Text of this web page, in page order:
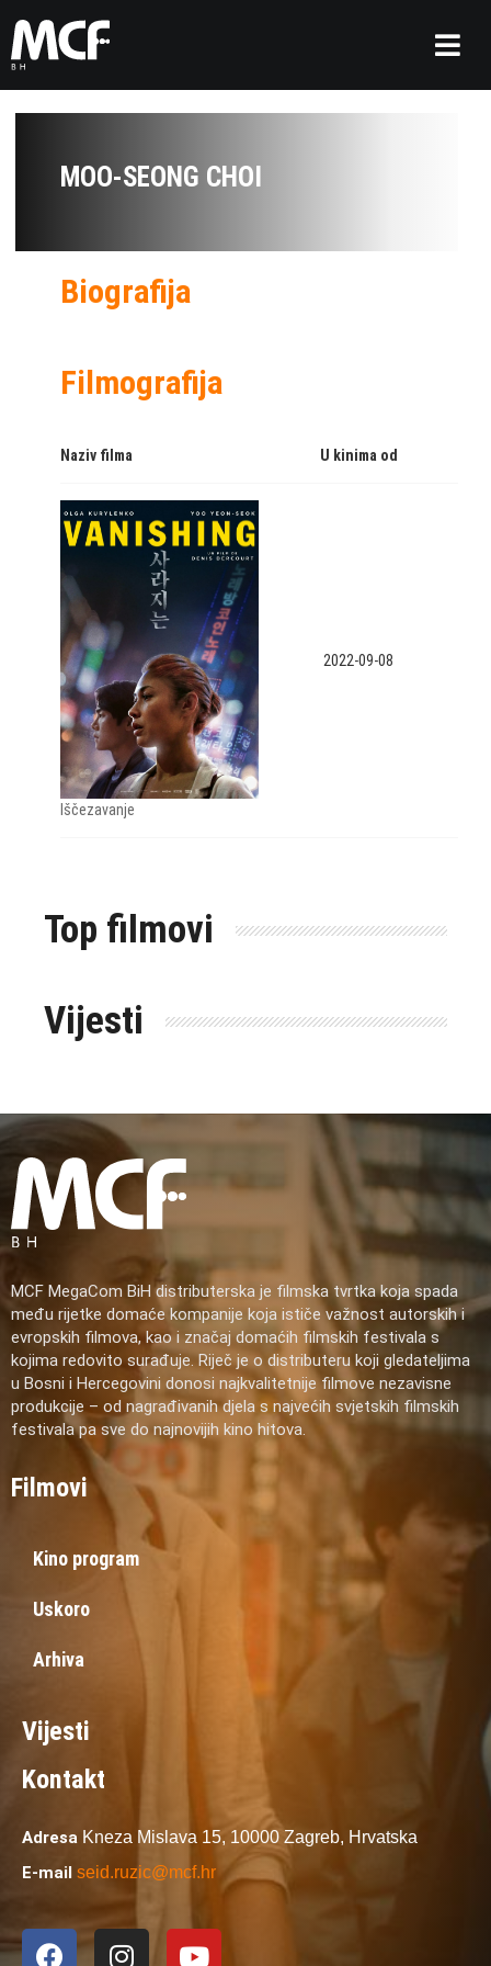
MOO-SEONG CHOI
Biografija
Filmografija
Naziv filma U kinima od
Iščezavanje
2022-09-08
Top filmovi
Vijesti
MCF MegaCom BiH distributerska je filmska tvrtka koja spada
među rijetke domaće kompanije koja ističe važnost autorskih i
evropskih filmova, kao i značaj domaćih filmskih festivala s
kojima redovito surađuje. Riječ je o distributeru koji gledateljima
u Bosni i Hercegovini donosi najkvalitetnije filmove nezavisne
produkcije – od nagrađivanih djela s najvećih svjetskih filmskih
festivala pa sve do najnovijih kino hitova.
Filmovi
Kino program
Uskoro
Arhiva
Vijesti
Kontakt
Adresa Kneza Mislava 15, 10000 Zagreb, Hrvatska
E-mail seid.ruzic@mcf.hr